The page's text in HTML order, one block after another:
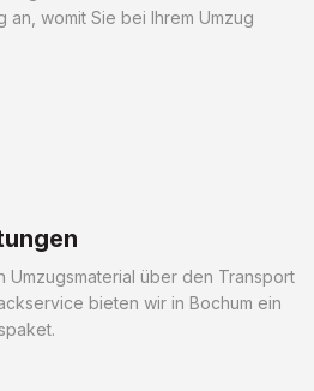
an, womit Sie bei Ihrem Umzug
Umzugsmaterial über den Transport
bieten wir in Bochum ein